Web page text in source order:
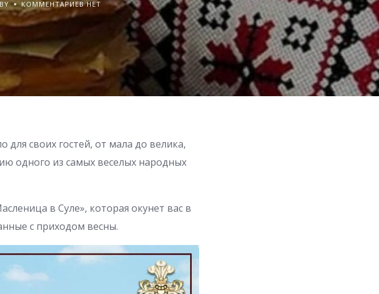
КОММЕНТАРИЕВ НЕТ
для своих гостей, от мала до велика,
одного из самых веселых народных
в Суле», которая окунет вас в
с приходом весны.